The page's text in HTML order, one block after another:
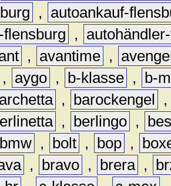
,
autoankauf-
flensburg
,
, avantime ,
, aygo , b-klasse ,
b-
, barockengel
, berlingo ,
bmw , bolt , bop ,
, bravo , brera ,